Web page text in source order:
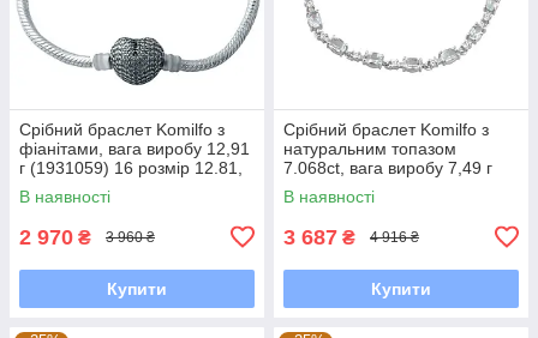
Срібний браслет Komilfo з
фіанітами, вага виробу 12,91
г (1931059) 16 розмір 12.81,
17 см
В наявності
2 970 ₴ 3 960 ₴
Купити
Срібний браслет Komilfo з
натуральним топазом
7.068ct, вага виробу 7,49 г
(2092940) 1720 розмір
В наявності
3 687 ₴ 4 916 ₴
Купити